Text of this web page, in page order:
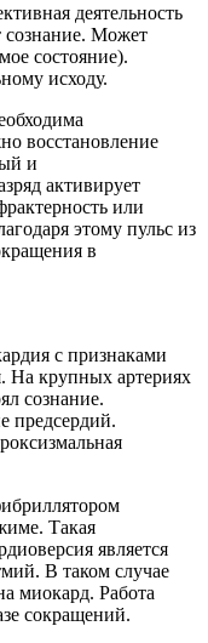
деятельность
сознание. Может
состояние).
исходу.
восстановление
и
активирует
или
этому пульс из
в
с признаками
На крупных артериях
сознание.
предсердий.
Такая
является
В таком случае
миокард. Работа
сокращений.